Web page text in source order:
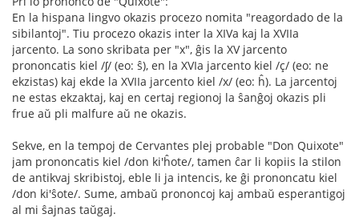
En la hispana lingvo okazis procezo nomita "reagordado de la
sibilantoj". Tiu procezo okazis inter la XIVa kaj la XVIIa
jarcento. La sono skribata per "x", ĝis la XV jarcento
prononcatis kiel /ʃ/ (eo: ŝ), en la XVIa jarcento kiel /ç/ (eo: ne
ekzistas) kaj ekde la XVIIa jarcento kiel /x/ (eo: ĥ). La jarcentoj
ne estas ekzaktaj, kaj en certaj regionoj la ŝanĝoj okazis pli
frue aŭ pli malfure aŭ ne okazis.
Sekve, en la tempoj de Cervantes plej probable "Don Quixote"
jam prononcatis kiel /don ki'ĥote/, tamen ĉar li kopiis la stilon
de antikvaj skribistoj, eble li ja intencis, ke ĝi prononcatu kiel
/don ki'ŝote/. Sume, ambaŭ prononcoj kaj ambaŭ esperantigoj
al mi ŝajnas taŭgaj.